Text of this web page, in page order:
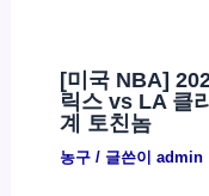
[미국 NBA]
릭스 vs LA 클
계 토친놈
농구/ 글쓴이 admin